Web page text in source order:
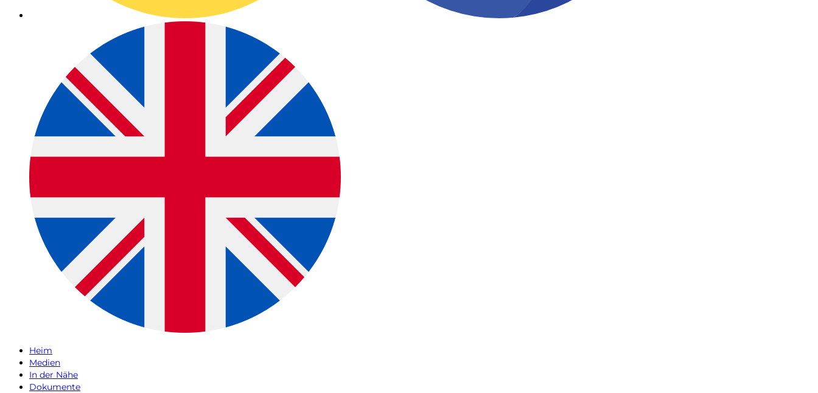
Heim
Medien
In der Nähe
Dokumente